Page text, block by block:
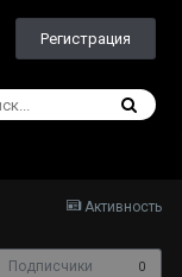
Регистрация
Активность
Подписчики 0